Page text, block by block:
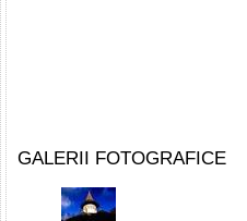
GALERII FOTOGRAFICE